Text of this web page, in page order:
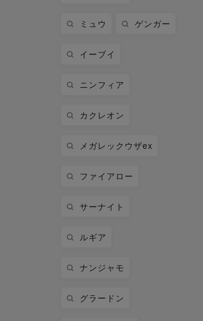
ミュウ ゲンガー
イーブイ
ニンフィア
カクレオン
メガレックウザex
ファイアロー
サーナイト
ルギア
ナンジャモ
グラードン